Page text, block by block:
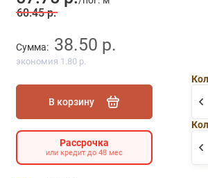
60.45 р.
Сумма: 38.50 р.
экономия 1.80 р.
В корзину
Рассрочка
или кредит до 48 мес